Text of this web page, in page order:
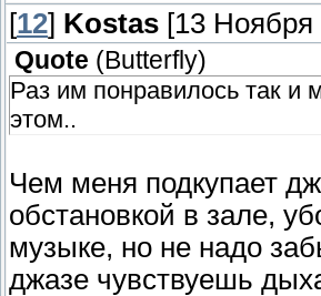
[12] Kostas [13 Ноября
Quote (Butterfly)
Раз им понравилось так и
этом..
Чем меня подкупает
обстановкой в зале,
музыке, но не надо
джазе чувствуешь